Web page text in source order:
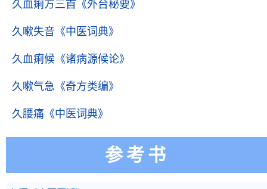
久血痢方三首 《外台秘要》
久嗽失音 《中医词典》
久血痢候 《诸病源候论》
久嗽气急 《奇方类编》
久腰痛 《中医词典》
参考书